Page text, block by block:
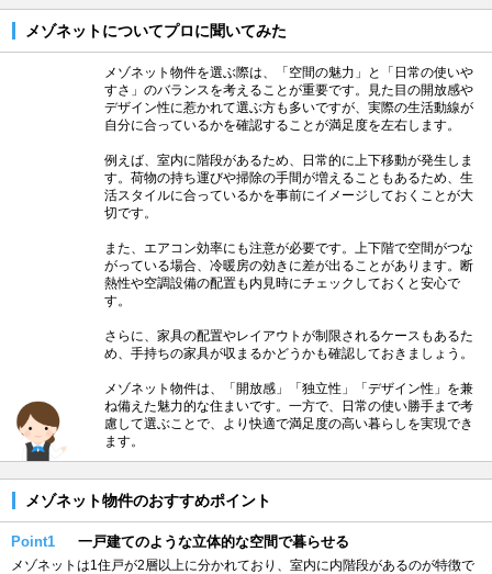
メゾネットについてプロに聞いてみた
メゾネット物件を選ぶ際は、「空間の魅力」と「日常の使いや
すさ」のバランスを考えることが重要です。見た目の開放感や
デザイン性に惹かれて選ぶ方も多いですが、実際の生活動線が
自分に合っているかを確認することが満足度を左右します。
例えば、室内に階段があるため、日常的に上下移動が発生しま
す。荷物の持ち運びや掃除の手間が増えることもあるため、生
活スタイルに合っているかを事前にイメージしておくことが大
切です。
また、エアコン効率にも注意が必要です。上下階で空間がつな
がっている場合、冷暖房の効きに差が出ることがあります。断
熱性や空調設備の配置も内見時にチェックしておくと安心で
す。
さらに、家具の配置やレイアウトが制限されるケースもあるた
め、手持ちの家具が収まるかどうかも確認しておきましょう。
メゾネット物件は、「開放感」「独立性」「デザイン性」を兼
ね備えた魅力的な住まいです。一方で、日常の使い勝手まで考
慮して選ぶことで、より快適で満足度の高い暮らしを実現でき
ます。
メゾネット物件のおすすめポイント
Point1 一戸建てのような立体的な空間で暮らせる
メゾネットは1住戸が2層以上に分かれており、室内に内階段があるのが特徴で